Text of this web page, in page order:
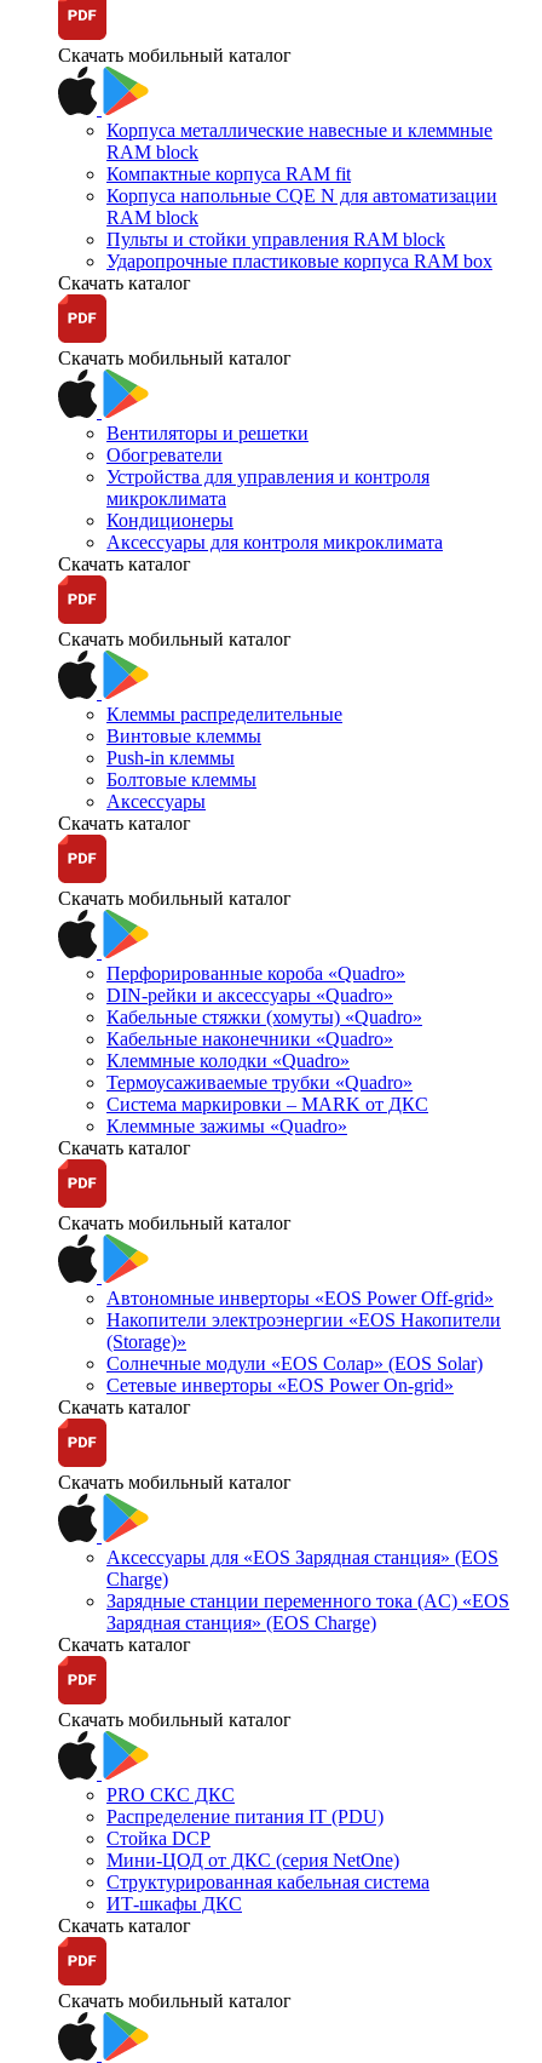
Скачать мобильный каталог
Корпуса металлические навесные и клеммные
RAM block
Компактные корпуса RAM fit
Корпуса напольные CQE N для автоматизации
RAM block
Пульты и стойки управления RAM block
Ударопрочные пластиковые корпуса RAM box
Скачать каталог
Скачать мобильный каталог
Вентиляторы и решетки
Обогреватели
Устройства для управления и контроля
микроклимата
Кондиционеры
Аксессуары для контроля микроклимата
Скачать каталог
Скачать мобильный каталог
Клеммы распределительные
Винтовые клеммы
Push-in клеммы
Болтовые клеммы
Аксессуары
Скачать каталог
Скачать мобильный каталог
Перфорированные короба «Quadro»
DIN-рейки и аксессуары «Quadro»
Кабельные стяжки (хомуты) «Quadro»
Кабельные наконечники «Quadro»
Клеммные колодки «Quadro»
Термоусаживаемые трубки «Quadro»
Система маркировки – MARK от ДКС
Клеммные зажимы «Quadro»
Скачать каталог
Скачать мобильный каталог
Автономные инверторы «EOS Power Off-grid»
Накопители электроэнергии «EOS Накопители
(Storage)»
Солнечные модули «EOS Солар» (EOS Solar)
Сетевые инверторы «EOS Power On-grid»
Скачать каталог
Скачать мобильный каталог
Аксессуары для «EOS Зарядная станция» (EOS
Charge)
Зарядные станции переменного тока (AC) «EOS
Зарядная станция» (EOS Charge)
Скачать каталог
Скачать мобильный каталог
PRO СКС ДКС
Распределение питания IT (PDU)
Стойка DCP
Мини-ЦОД от ДКС (серия NetOne)
Структурированная кабельная система
ИТ-шкафы ДКС
Скачать каталог
Скачать мобильный каталог